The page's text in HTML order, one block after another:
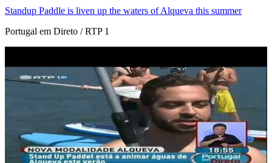
Standup Paddle is liven up the waters of Alqueva this summer
Portugal em Direto / RTP 1